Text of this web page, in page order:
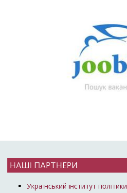
НАШІ ПАРТНЕРИ
Український інститут політики